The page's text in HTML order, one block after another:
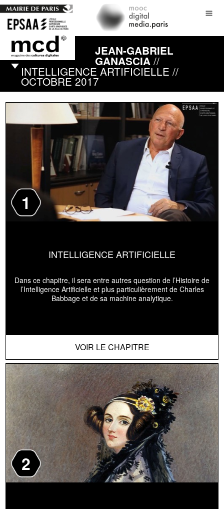
JEAN-GABRIEL
GANASCIA//
INTELLIGENCE ARTIFICIELLE //
OCTOBRE 2017
1
INTELLIGENCE ARTIFICIELLE
Dans ce chapitre, il sera entre autres question de l’Histoire de
l’Intelligence Artificielle et plus particulièrement de Charles
Babbage et de sa machine analytique.
VOIR LE CHAPITRE
2